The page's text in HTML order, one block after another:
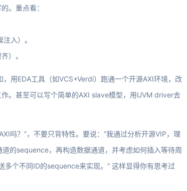
。重点看：
入）。
）。
用EDA工具（如VCS+Verdi）跑通一个开源AXI环境，改
。甚至可以写个简单的AXI slave模型，用UVM driver去
吗？”，不要只背特性。要说：“我通过分析开源VIP，理
的sequence，再构造数据通道，并考虑如何插入等待周
个不同ID的sequence来实现。” 这样显得你有思考过